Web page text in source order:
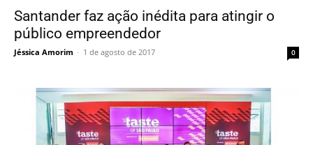
Santander faz ação inédita para atingir o
público empreendedor
Jéssica Amorim - 1 de agosto de 2017 0